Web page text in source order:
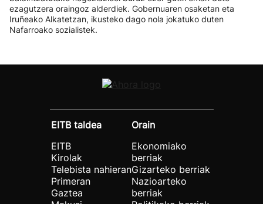
ezagutzera oraingoz alderdiek. Gobernuaren osaketan eta
Iruñeako Alkatetzan, ikusteko dago nola jokatuko duten
Nafarroako sozialistek.
EITB taldea
EITB
Kirolak
Telebista nahieran
Primeran
Gaztea
Orain
Ekonomiako
berriak
Gizarteko berriak
Nazioarteko
berriak